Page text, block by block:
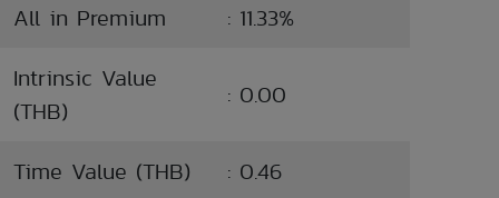
All in Premium
: 11.33%
Intrinsic Value
(THB)
: 0.00
Time Value (THB) : 0.46